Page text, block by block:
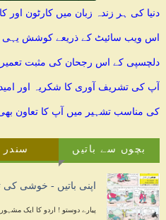
دنیا کی ہر زندہ زبان میں کارٹون اور
اس ویب سائیٹ کے ذریعے کوشش یہی
دلچسپی کے اس رجحان کی مثبت
آپ کی تشریف آوری کا شکریہ اور
کی مناسب تشہیر میں آپ کا تعاون
بچوں سے باتیں سندر
اپنی باتیں - خوشی کی
پیارے دوستو ! اردو کا ایک